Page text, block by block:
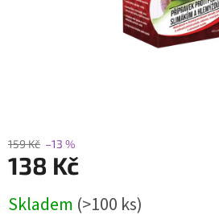
159 Kč –13 %
138 Kč
cena:
Skladem (>100 ks)